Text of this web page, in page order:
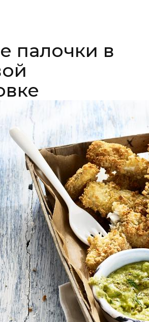
палочки в